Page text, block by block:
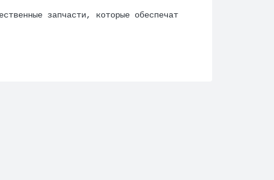
запчасти, которые обеспечат